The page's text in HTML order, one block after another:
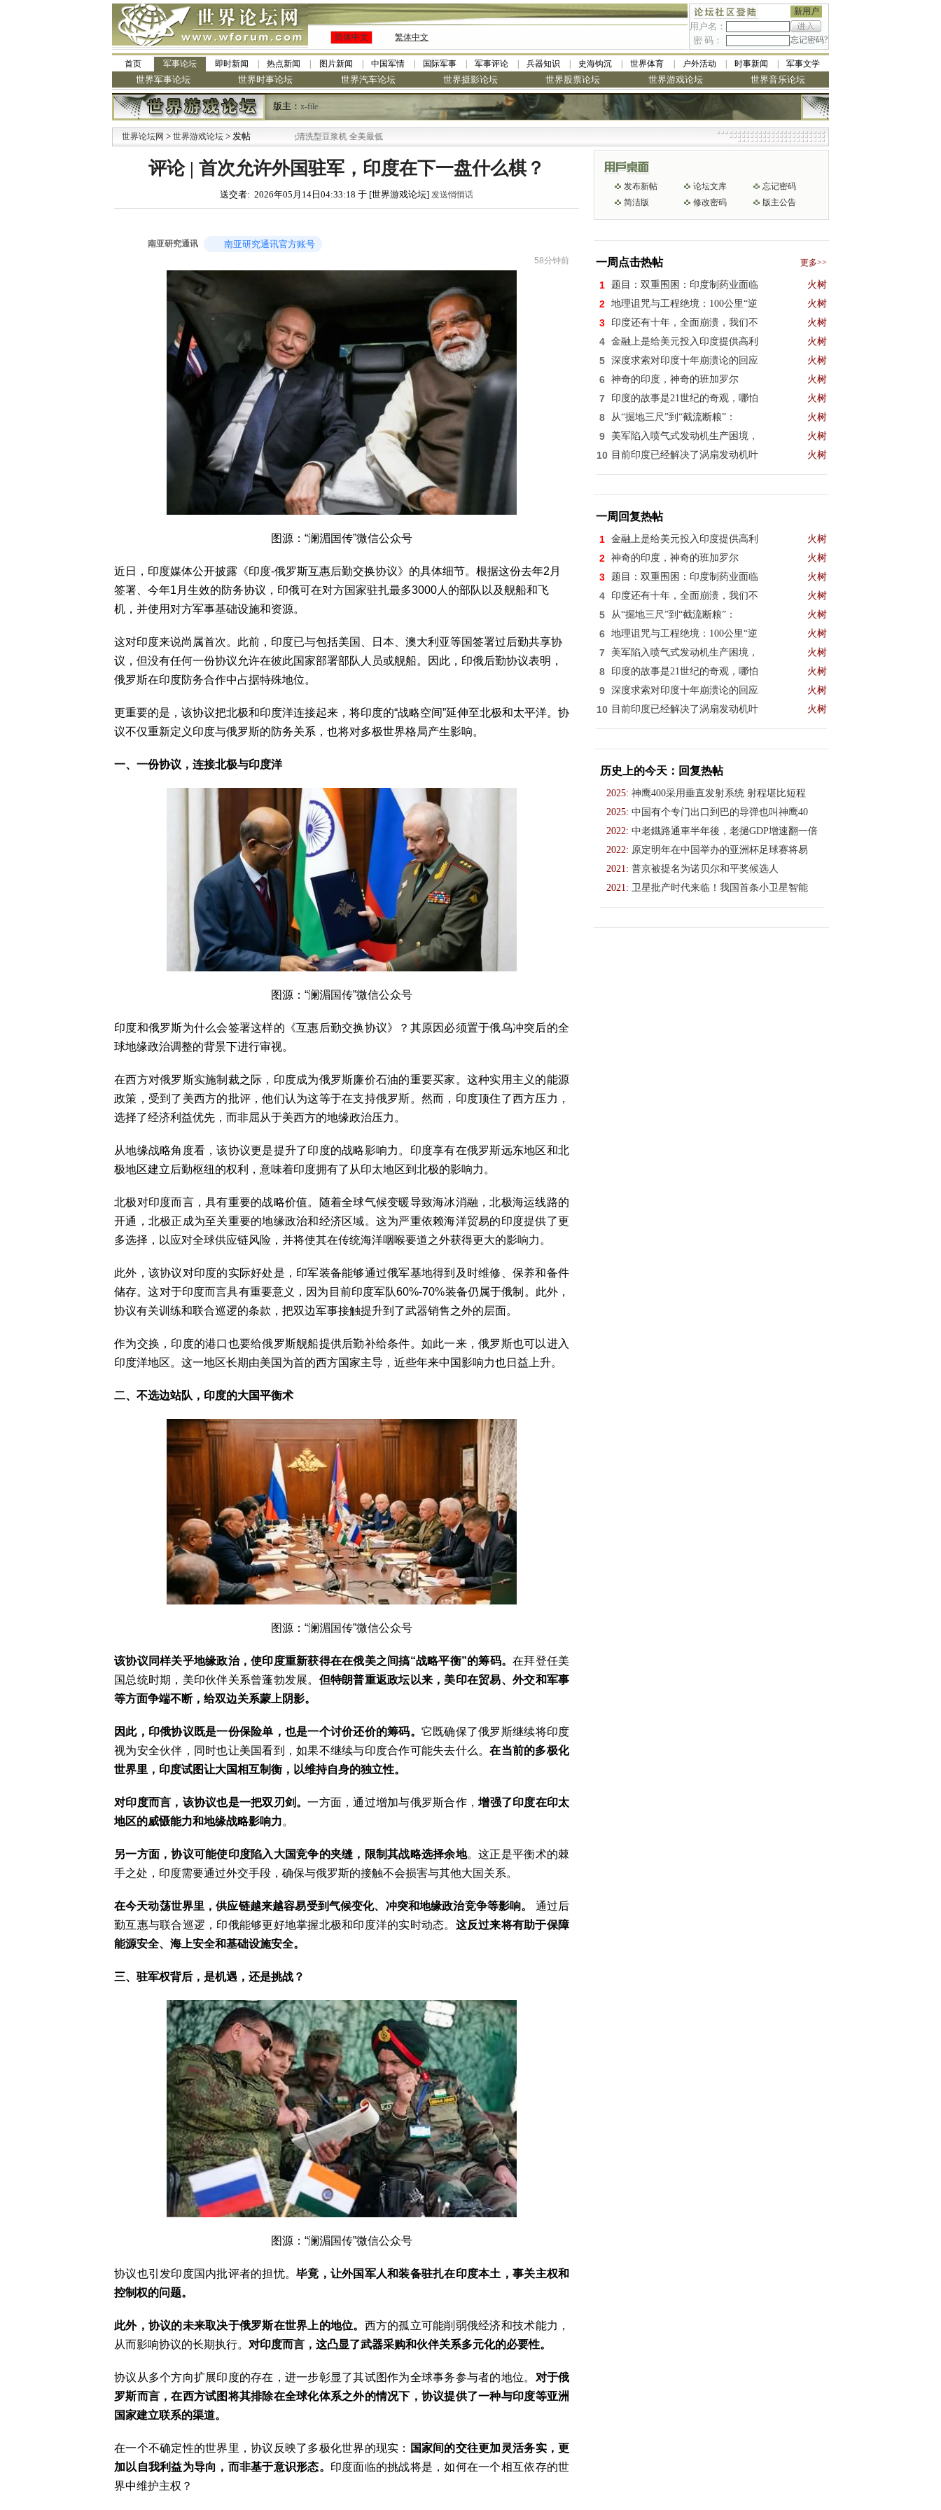
新用户
用户名：
密 码：
忘记密码?
简体中文 繁体中文
首页 军事论坛 即时新闻 热点新闻 图片新闻 中国军情 国际军事 军事评论 兵器知识 史海钩沉 世界体育 户外活动 时事新闻 军事文学
世界军事论坛 世界时事论坛 世界汽车论坛 世界摄影论坛 世界股票论坛 世界游戏论坛 世界音乐论坛
版主： x-file
世界论坛网 > 世界游戏论坛 > 发帖
·九阳全新免清洗型豆浆机 全美最低
评论 | 首次允许外国驻军，印度在下一盘什么棋？
送交者: 2026年05月14日04:33:18 于 [世界游戏论坛] 发送悄悄话
南亚研究通讯 南亚研究通讯官方账号
58分钟前
图源：“澜湄国传”微信公众号
近日，印度媒体公开披露《印度-俄罗斯互惠后勤交换协议》的具体细节。根据这份去年2月
签署、今年1月生效的防务协议，印俄可在对方国家驻扎最多3000人的部队以及舰船和飞
机，并使用对方军事基础设施和资源。
这对印度来说尚属首次。此前，印度已与包括美国、日本、澳大利亚等国签署过后勤共享协
议，但没有任何一份协议允许在彼此国家部署部队人员或舰船。因此，印俄后勤协议表明，
俄罗斯在印度防务合作中占据特殊地位。
更重要的是，该协议把北极和印度洋连接起来，将印度的“战略空间”延伸至北极和太平洋。协
议不仅重新定义印度与俄罗斯的防务关系，也将对多极世界格局产生影响。
一、一份协议，连接北极与印度洋
图源：“澜湄国传”微信公众号
印度和俄罗斯为什么会签署这样的《互惠后勤交换协议》？其原因必须置于俄乌冲突后的全
球地缘政治调整的背景下进行审视。
在西方对俄罗斯实施制裁之际，印度成为俄罗斯廉价石油的重要买家。这种实用主义的能源
政策，受到了美西方的批评，他们认为这等于在支持俄罗斯。然而，印度顶住了西方压力，
选择了经济利益优先，而非屈从于美西方的地缘政治压力。
从地缘战略角度看，该协议更是提升了印度的战略影响力。印度享有在俄罗斯远东地区和北
极地区建立后勤枢纽的权利，意味着印度拥有了从印太地区到北极的影响力。
北极对印度而言，具有重要的战略价值。随着全球气候变暖导致海冰消融，北极海运线路的
开通，北极正成为至关重要的地缘政治和经济区域。这为严重依赖海洋贸易的印度提供了更
多选择，以应对全球供应链风险，并将使其在传统海洋咽喉要道之外获得更大的影响力。
此外，该协议对印度的实际好处是，印军装备能够通过俄军基地得到及时维修、保养和备件
储存。这对于印度而言具有重要意义，因为目前印度军队60%-70%装备仍属于俄制。此外，
协议有关训练和联合巡逻的条款，把双边军事接触提升到了武器销售之外的层面。
作为交换，印度的港口也要给俄罗斯舰船提供后勤补给条件。如此一来，俄罗斯也可以进入
印度洋地区。这一地区长期由美国为首的西方国家主导，近些年来中国影响力也日益上升。
二、不选边站队，印度的大国平衡术
图源：“澜湄国传”微信公众号
该协议同样关乎地缘政治， 使印度重新获得在在俄美之间搞“战略平衡”的筹码。 在拜登任美
国总统时期，美印伙伴关系曾蓬勃发展。 但特朗普重返政坛以来，美印在贸易、外交和军事
等方面争端不断，给双边关系蒙上阴影。
因此，印俄协议既是一份保险单，也是一个讨价还价的筹码。 它既确保了俄罗斯继续将印度
视为安全伙伴，同时也让美国看到，如果不继续与印度合作可能失去什么。在当前的多极化
世界里， 印度试图让大国相互制衡，以维持自身的独立性。
对印度而言，该协议也是一把双刃剑。一方面，通过增加与俄罗斯合作，增强了印度在印太
地区的威慑能力和地缘战略影响力。
另一方面，协议可能使印度陷入大国竞争的夹缝，限制其战略选择余地。这正是平衡术的棘
手之处，印度需要通过外交手段，确保与俄罗斯的接触不会损害与其他大国关系。
在今天动荡世界里，供应链越来越容易受到气候变化、冲突和地缘政治竞争等影响。
通过后
勤互惠与联合巡逻，印俄能够更好地掌握北极和印度洋的实时动态。 这反过来将有助于保障
能源安全、海上安全和基础设施安全。
三、驻军权背后，是机遇，还是挑战？
图源：“澜湄国传”微信公众号
协议也引发印度国内批评者的担忧。毕竟，让外国军人和装备驻扎在印度本土， 事关主权和
控制权的问题。
此外， 协议的未来取决于俄罗斯在世界上的地位。 西方的孤立可能削弱俄经济和技术能力，
从而影响协议的长期执行。 对印度而言，这凸显了武器采购和伙伴关系多元化的必要性。
协议从多个方向扩展印度的存在，进一步彰显了其试图作为全球事务参与者的地位。 对于俄
罗斯而言，在西方试图将其排除在全球化体系之外的情况下 ，协议提供了一种与印度等亚洲
国家建立联系的渠道。
在一个不确定性的世界里，协议反映了多极化世界的现实： 国家间的交往更加 灵活务实，更
加 以自我利益为导向，而非基于意识形态。 印度面临的挑战将是，如何在一个相互依存的世
界中维护主权？
发布新帖 论坛文库
忘记密码
简洁版
修改密码 版主公告
一周点击热帖 更多>>
1 题目：双重围困：印度制药业面临 火树
2 地理诅咒与工程绝境：100公里“逆 火树
3 印度还有十年，全面崩溃，我们不 火树
4 金融上是给美元投入印度提供高利 火树
5 深度求索对印度十年崩溃论的回应 火树
6 神奇的印度，神奇的班加罗尔 火树
7 印度的故事是21世纪的奇观，哪怕 火树
8 从“掘地三尺”到“截流断粮”： 火树
9 美军陷入喷气式发动机生产困境， 火树
10 目前印度已经解决了涡扇发动机叶 火树
一周回复热帖
1 金融上是给美元投入印度提供高利 火树
2 神奇的印度，神奇的班加罗尔 火树
3 题目：双重围困：印度制药业面临 火树
4 印度还有十年，全面崩溃，我们不 火树
5 从“掘地三尺”到“截流断粮”： 火树
6 地理诅咒与工程绝境：100公里“逆 火树
7 美军陷入喷气式发动机生产困境， 火树
8 印度的故事是21世纪的奇观，哪怕 火树
9 深度求索对印度十年崩溃论的回应 火树
10 目前印度已经解决了涡扇发动机叶 火树
历史上的今天：回复热帖
2025: 神鹰400采用垂直发射系统 射程堪比短程
2025: 中国有个专门出口到巴的导弹也叫神鹰40
2022: 中老鐵路通車半年後，老撾GDP增速翻一倍
2022: 原定明年在中国举办的亚洲杯足球赛将易
2021: 普京被提名为诺贝尔和平奖候选人
2021: 卫星批产时代来临！我国首条小卫星智能